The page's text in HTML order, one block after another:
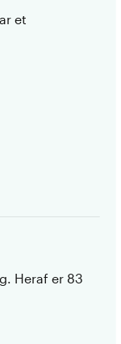
et
Heraf er 83